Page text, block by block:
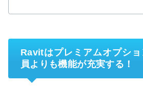
Ravitはプレミアムオプシ
員よりも機能が充実する！